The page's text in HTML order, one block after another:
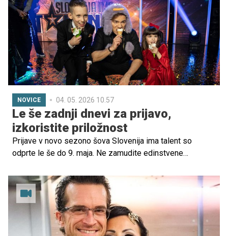
NOVICE 04. 05. 2026 10.57
Le še zadnji dnevi za prijavo,
izkoristite priložnost
Prijave v novo sezono šova Slovenija ima talent so
odprte le še do 9. maja. Ne zamudite edinstvene
pokažete na najbolj prepoznavnem odru v Sloveniji.